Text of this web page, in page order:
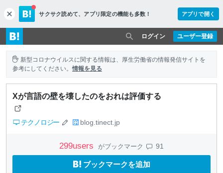
c
l
o
s
e
サクサク読めて、 アプリ限定の機能も多数！ アプリで開く
ユーザー登録
ログイン
新型コロナウイルスに関する情報は、厚生労働省の情報発信サイトを
参考にしてください。情報を見る
Xが言語の壁を壊したのをおれは評価する
テクノロジー blog.tinect.jp
299users がブックマーク 91
ブックマークを追加